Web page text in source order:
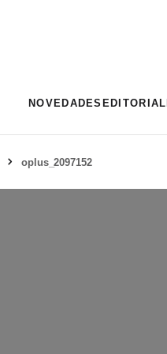
NOVEDADES EDITORIAL
oplus_2097152